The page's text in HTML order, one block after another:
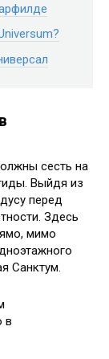
сесть на
Выйдя из
перед
Здесь
мимо
Санктум.